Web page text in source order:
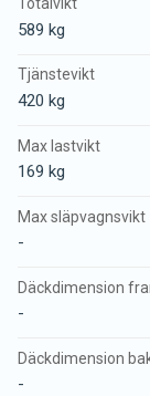
Totalvikt
589 kg
Tjänstevikt
420 kg
Max lastvikt
169 kg
Max släpvagnsvikt
-
Däckdimension
-
Däckdimension
-